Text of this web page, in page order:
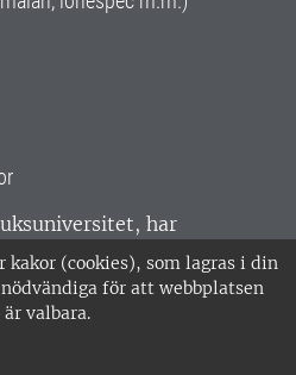
kakor (cookies), som lagras i din
för att webbplatsen
valbara.
har
Sverige. Huvudorter är
Umeå.SLU är
14001. •
202100-2817 •